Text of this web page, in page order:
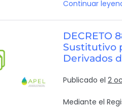
Continuar
DECRETO
Sustitutivo
Derivados
Publicado el 2
Mediante el